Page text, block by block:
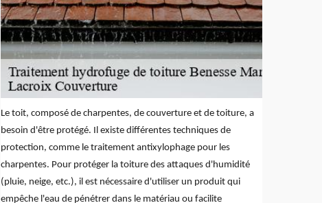
Le toit, composé de charpentes, de couverture et de toiture, a
besoin d'être protégé. Il existe différentes techniques de
protection, comme le traitement antixylophage pour les
charpentes. Pour protéger la toiture des attaques d'humidité
(pluie, neige, etc.), il est nécessaire d'utiliser un produit qui
empêche l'eau de pénétrer dans le matériau ou facilite